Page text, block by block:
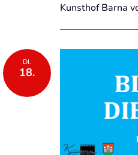
Kunsthof Barna
DI.
18.